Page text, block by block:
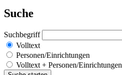
Suche
Suchbegriff
Volltext
Personen/Einrichtungen
Volltext + Personen/Einrichtungen